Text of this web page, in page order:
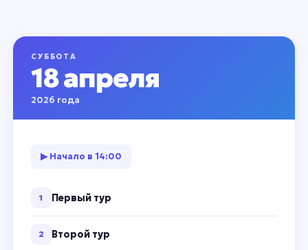
СУББОТА
18 апреля
2026 года
▶ Начало в 14:00
1 Первый тур
2 Второй тур